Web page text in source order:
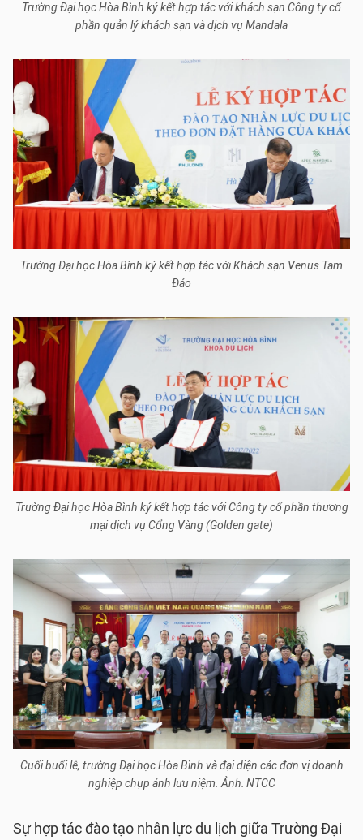
Trường Đại học Hòa Bình ký kết hợp tác với khách sạn Công ty cổ
phần quản lý khách sạn và dịch vụ Mandala
Trường Đại học Hòa Bình ký kết hợp tác với Khách sạn Venus Tam
Đảo
Trường Đại học Hòa Bình ký kết hợp tác với Công ty cổ phần thương
mại dịch vụ Cổng Vàng (Golden gate)
Cuối buổi lễ, trường Đại học Hòa Bình và đại diện các đơn vị doanh
nghiệp chụp ảnh lưu niệm. Ảnh: NTCC
Sự hợp tác đào tạo nhân lực du lịch giữa Trường Đại